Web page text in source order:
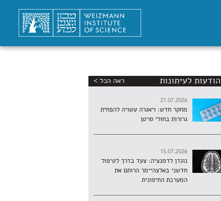
הודעות לעיתונות ראה הכל >
21.07.2026
מחקר חדש: ויאגרה עשויה להפחית
גרורות בחולי סרטן
15.07.2026
נוגדן לדמנציה: צעד בדרך לטיפול
חדשני באלצהיימר הרותם את
המערכת החיסונית